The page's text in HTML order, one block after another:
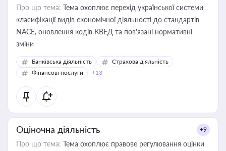
Про що тема: Тема охоплює перехід української системи
класифікації видів економічної діяльності до стандартів
NACE, оновлення кодів КВЕД та пов'язані нормативні
зміни
Банківська діяльність
Страхова діяльність
Фінансові послуги
+13
Оціночна діяльність +9
Про що тема: Тема охоплює правове регулювання оцінки